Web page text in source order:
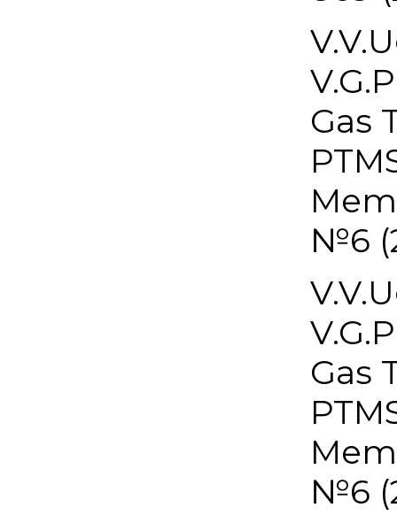
Gas
№6
Gas
№6